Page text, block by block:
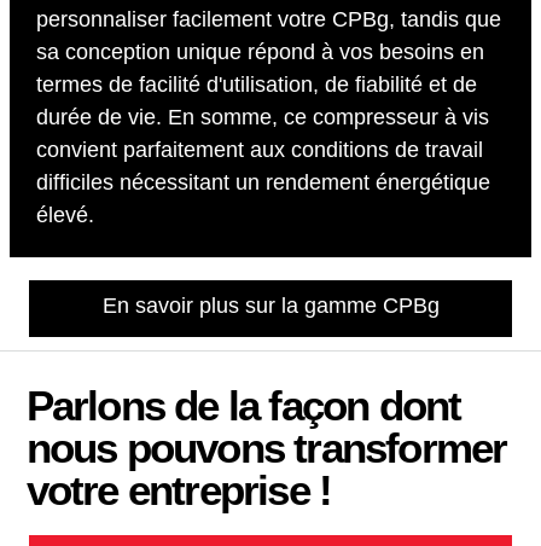
personnaliser facilement votre CPBg, tandis que
sa conception unique répond à vos besoins en
termes de facilité d'utilisation, de fiabilité et de
durée de vie. En somme, ce compresseur à vis
convient parfaitement aux conditions de travail
difficiles nécessitant un rendement énergétique
élevé.
En savoir plus sur la gamme CPBg
Parlons de la façon dont
nous pouvons transformer
votre entreprise !